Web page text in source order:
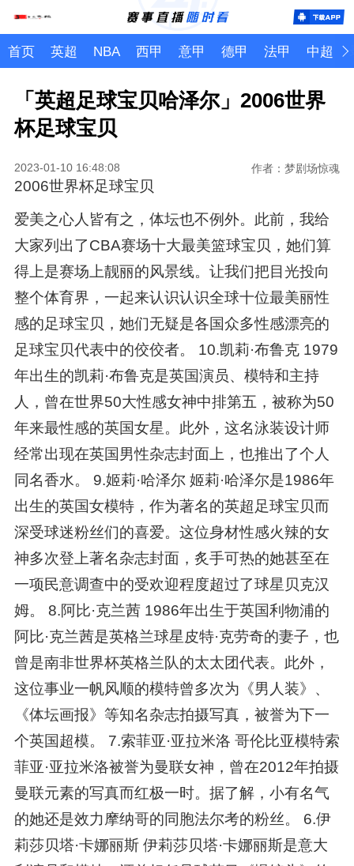
首页 英超 NBA 西甲 意甲 德甲 法甲 中超
「英超足球宝贝哈泽尔」2006世界
杯足球宝贝
2023-01-10 16:48:08 作者：梦剧场惊魂
2006世界杯足球宝贝
爱美之心人皆有之，体坛也不例外。此前，我给
大家列出了CBA赛场十大最美篮球宝贝，她们算
得上是赛场上靓丽的风景线。让我们把目光投向
整个体育界，一起来认识认识全球十位最美丽性
感的足球宝贝，她们无疑是各国众多性感漂亮的
足球宝贝代表中的佼佼者。 10.凯莉·布鲁克 1979
年出生的凯莉·布鲁克是英国演员、模特和主持
人，曾在世界50大性感女神中排第五，被称为50
年来最性感的英国女星。此外，这名泳装设计师
经常出现在英国男性杂志封面上，也推出了个人
同名香水。 9.姬莉·哈泽尔 姬莉·哈泽尔是1986年
出生的英国女模特，作为著名的英超足球宝贝而
深受球迷粉丝们的喜爱。这位身材性感火辣的女
神多次登上著名杂志封面，炙手可热的她甚至在
一项民意调查中的受欢迎程度超过了球星贝克汉
姆。 8.阿比·克兰茜 1986年出生于英国利物浦的
阿比·克兰茜是英格兰球星皮特·克劳奇的妻子，也
曾是南非世界杯英格兰队的太太团代表。此外，
这位事业一帆风顺的模特曾多次为《男人装》、
《体坛画报》等知名杂志拍摄写真，被誉为下一
个英国超模。 7.索菲亚·亚拉米洛 哥伦比亚模特索
菲亚·亚拉米洛被誉为曼联女神，曾在2012年拍摄
曼联元素的写真而红极一时。据了解，小有名气
的她还是效力摩纳哥的同胞法尔考的粉丝。 6.伊
莉莎贝塔·卡娜丽斯 伊莉莎贝塔·卡娜丽斯是意大